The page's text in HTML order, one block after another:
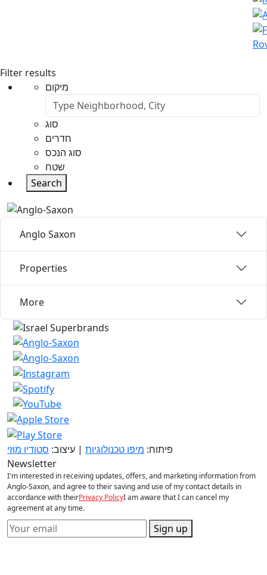
Filter results
מיקום
סוג
חדרים
סוג הנכס
שטח
Search
Anglo Saxon
Properties
More
פיתוח: מיפו טכנולוגיות | עיצוב: סטודיו מוזי
Newsletter
I'm interested in receiving updates, offers, and marketing information from
Anglo-Saxon, and agree to their saving and use of my contact details in
accordance with theirPrivacy PolicyI am aware that I can cancel my
agreement at any time.
Sign up